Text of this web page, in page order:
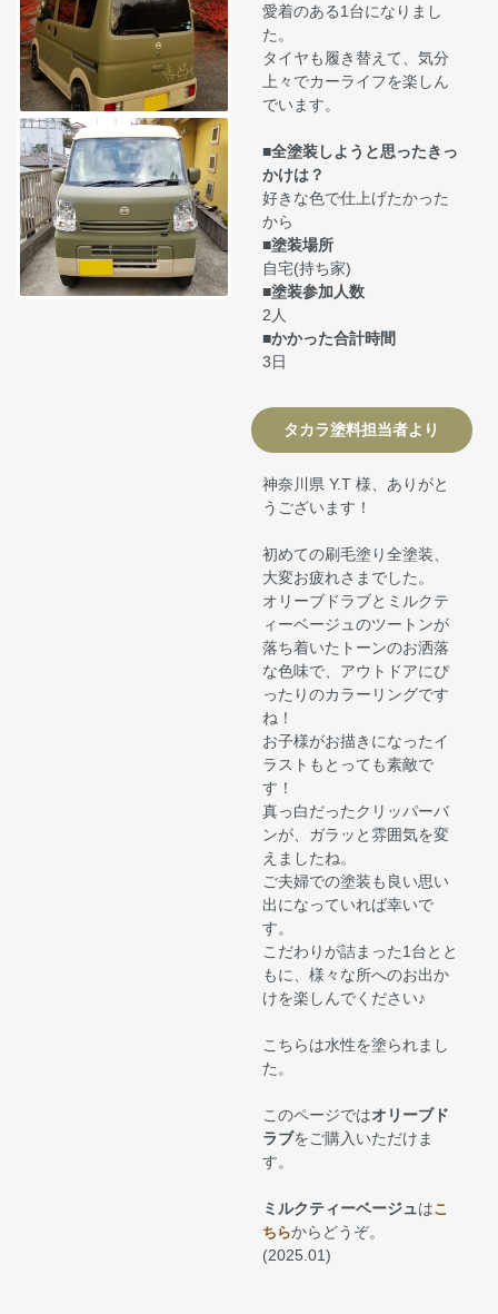
愛着のある1台になりまし
た。
タイヤも履き替えて、気分
上々でカーライフを楽しん
でいます。
■全塗装しようと思ったきっ
かけは？
好きな色で仕上げたかった
から
■塗装場所
自宅(持ち家)
■塗装参加人数
2人
■かかった合計時間
3日
タカラ塗料担当者より
神奈川県 Y.T 様、ありがと
うございます！
初めての刷毛塗り全塗装、
大変お疲れさまでした。
オリーブドラブとミルクテ
ィーベージュのツートンが
落ち着いたトーンのお洒落
な色味で、アウトドアにぴ
ったりのカラーリングです
ね！
お子様がお描きになったイ
ラストもとっても素敵で
す！
真っ白だったクリッパーバ
ンが、ガラッと雰囲気を変
えましたね。
ご夫婦での塗装も良い思い
出になっていれば幸いで
す。
こだわりが詰まった1台とと
もに、様々な所へのお出か
けを楽しんでください♪
こちらは水性を塗られまし
た。
このページではオリーブド
ラブをご購入いただけま
す。
ミルクティーベージュはこ
ちらからどうぞ。
(2025.01)